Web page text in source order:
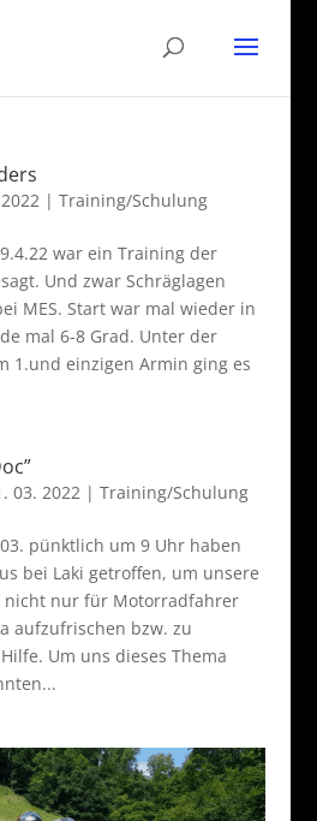
| Training/Schulung
war ein Training der
Und zwar Schräglagen
MES. Start war mal wieder in
mal 6-8 Grad. Unter der
1.und einzigen Armin ging es
03. 2022| Training/Schulung
pünktlich um 9 Uhr haben
bei Laki getroffen, um unsere
nicht nur für Motorradfahrer
aufzufrischen bzw. zu
Um uns dieses Thema